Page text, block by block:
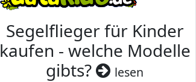
Segelflieger für Kinder
kaufen - welche Modelle
gibts?
lesen